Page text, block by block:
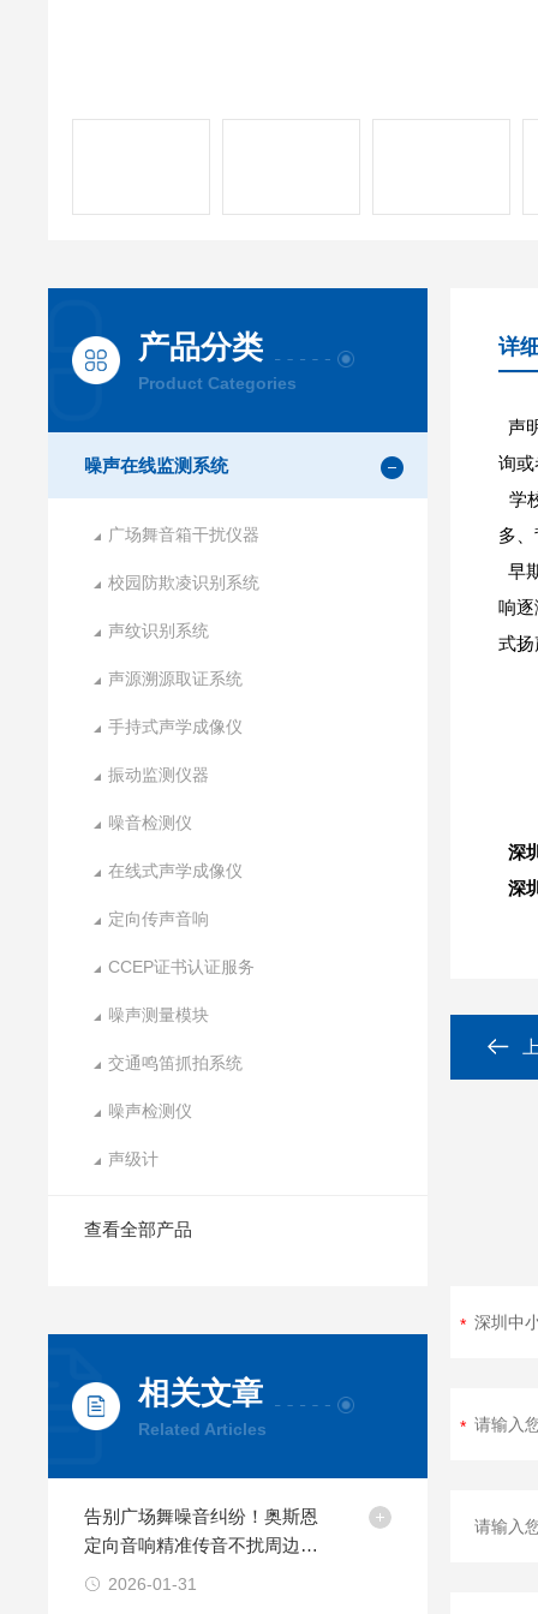
产品分类
Product Categories
噪声在线监测系统
广场舞音箱干扰仪器
校园防欺凌识别系统
声纹识别系统
声源溯源取证系统
手持式声学成像仪
振动监测仪器
噪音检测仪
在线式声学成像仪
定向传声音响
CCEP证书认证服务
噪声测量模块
交通鸣笛抓拍系统
噪声检测仪
声级计
查看全部产品
相关文章
Related Articles
告别广场舞噪音纠纷！奥斯恩
定向音响精准传音不扰周边居
民
2026-01-31
详
声
询
学
多
早
响
式
深
深